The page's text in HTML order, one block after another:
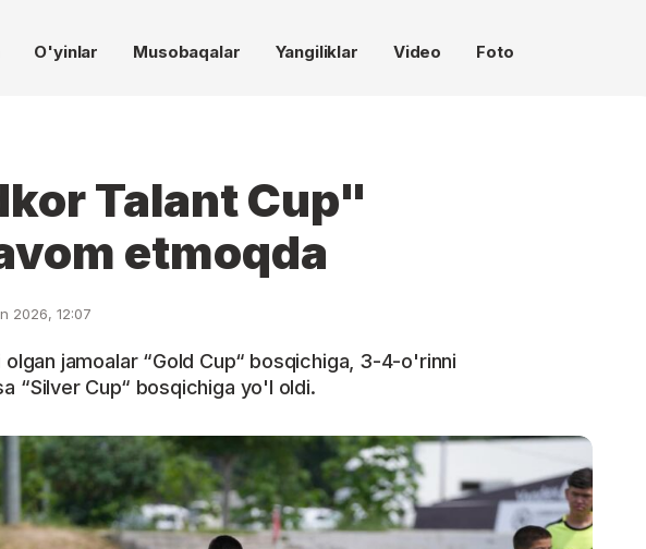
O'yinlar Musobaqalar Yangiliklar Video Foto
Talant Cup"
etmoqda
2026, 12:07
olgan jamoalar “Gold Cup“ bosqichiga, 3-4-o'rinni
“Silver Cup“ bosqichiga yo'l oldi.